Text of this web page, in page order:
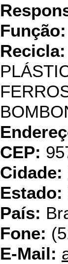
Função:
Recicla:
CEP:
Cidade:
Estado:
País:
Fone:
E-Mail: